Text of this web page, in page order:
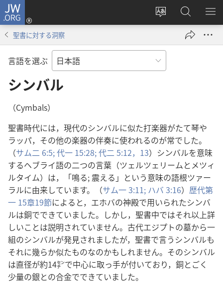
JW.ORG
サ
ト
の
言
る
ロ
グ
ン
し
開
く）
JW.ORG
の
検
メ
を
聖書に対する洞察
言語を選ぶ
シンバル
（Cymbals）
聖書時代には，現代のシンバルに似た打楽器がたて琴や
ラッパ，その他の楽器の伴奏に使われるのが常でした。
（サム二 6:5;代一 15:28;代二 5:12，13）シンバルを意味
するヘブライ語の二つの言葉（ツェルツェリームとメツィ
ルタイム）は，「鳴る; 震える」という意味の語根ツァー
ラルに由来しています。（サム一 3:11; ハバ 3:16） 歴代第
一 15章19節によると，エホバの神殿で用いられたシンバ
ルは銅でできていました。しかし，聖書中ではそれ以上詳
しいことは説明されていません。古代エジプトの墓から一
組のシンバルが発見されましたが，聖書で言うシンバルも
それに幾らか似たものなのかもしれません。そのシンバル
は直径が約14㌢で中心に取っ手が付いており，銅とごく
少量の銀との合金でできていました。